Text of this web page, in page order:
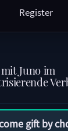
Register
Juno im
gift by